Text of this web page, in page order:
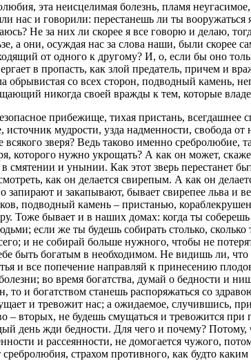
эта неисцелимая болезнь, пламя
нас и говорили: перестанешь ли ты
Не за них ли скорее я все говорю и делаю,
а они, осуждая нас за слова наши, были скорее
от одного к другому? И, о, если бы оно
в пропасть, как злой предатель, причем и
обрывистая со всех сторон, подводный камень,
никогда своей вражды к тем, которые
прибежище, тихая пристань, всегдашнее
мудрости, узда надменности, свобода
зверя? Ведь таково именно сребролюбие,
которого нужно укрощать? А как он может,
смятении и унынии. Как этот зверь перестанет
как он делается свирепым. А как он
запирают и закапывают, бывает свирепее льва и
подводный камень – пристанью,
Тоже бывает и в наших домах: когда ты
если же ты будешь собирать столько,
и не собирай больше нужного, чтобы не
быть богатым в необходимом. Не видишь ли,
и все попечение направляй к принесению
во время богатства, думай о бедности и
то и богатством станешь распоряжаться со
и тревожит нас; а ожидаемое, случившись,
вторых, не будешь смущаться и тревожится при
день жди бедности. Для чего и почему? Потому,
и рассеянности, не домогается чужого,
страхом противного, как будто